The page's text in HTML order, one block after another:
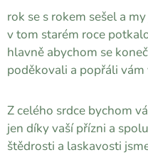
rok se s rokem sešel a
v tom starém roce
hlavně abychom se
poděkovali a popřáli
Z celého srdce bychom
jen díky vaší přízni a
štědrosti a laskavosti